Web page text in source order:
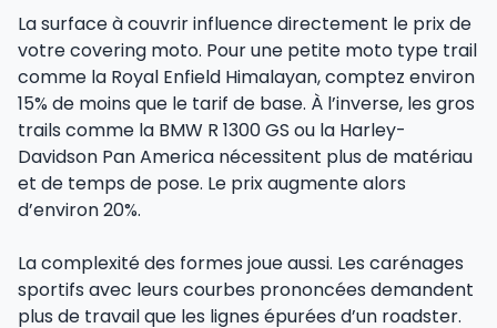
La surface à couvrir influence directement le prix de
votre covering moto. Pour une petite moto type trail
comme la Royal Enfield Himalayan, comptez environ
15% de moins que le tarif de base. À l’inverse, les gros
trails comme la BMW R 1300 GS ou la Harley-
Davidson Pan America nécessitent plus de matériau
et de temps de pose. Le prix augmente alors
d’environ 20%.
La complexité des formes joue aussi. Les carénages
sportifs avec leurs courbes prononcées demandent
plus de travail que les lignes épurées d’un roadster.